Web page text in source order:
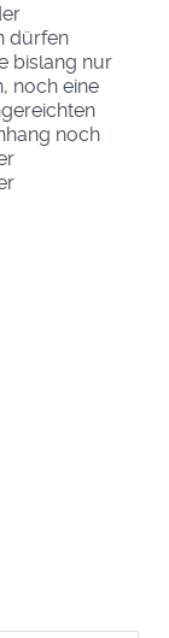
dürfen
bislang nur
noch eine
noch